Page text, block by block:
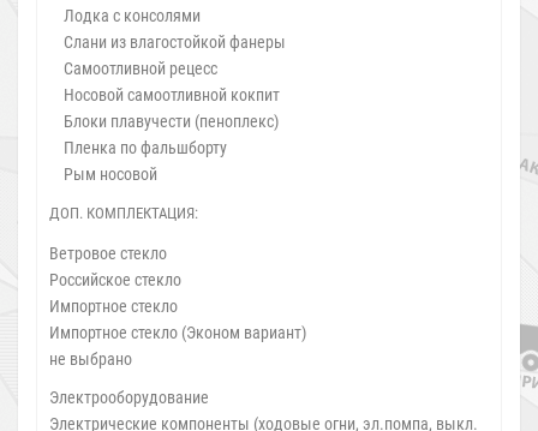
Лодка с консолями
Слани из влагостойкой фанеры
Самоотливной рецесс
Носовой самоотливной кокпит
Блоки плавучести (пеноплекс)
Пленка по фальшборту
Рым носовой
ДОП. КОМПЛЕКТАЦИЯ:
Ветровое стекло
Российское стекло
Импортное стекло
Импортное стекло (Эконом вариант)
не выбрано
Электрооборудование
Электрические компоненты (ходовые огни, эл.помпа, выкл.